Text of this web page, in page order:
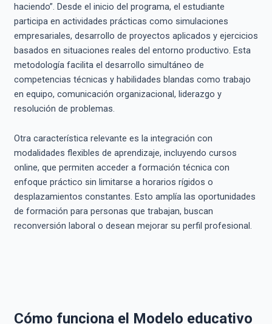
haciendo”. Desde el inicio del programa, el estudiante
participa en actividades prácticas como simulaciones
empresariales, desarrollo de proyectos aplicados y ejercicios
basados en situaciones reales del entorno productivo. Esta
metodología facilita el desarrollo simultáneo de
competencias técnicas y habilidades blandas como trabajo
en equipo, comunicación organizacional, liderazgo y
resolución de problemas.
Otra característica relevante es la integración con
modalidades flexibles de aprendizaje, incluyendo cursos
online, que permiten acceder a formación técnica con
enfoque práctico sin limitarse a horarios rígidos o
desplazamientos constantes. Esto amplía las oportunidades
de formación para personas que trabajan, buscan
reconversión laboral o desean mejorar su perfil profesional.
Cómo funciona el Modelo educativo